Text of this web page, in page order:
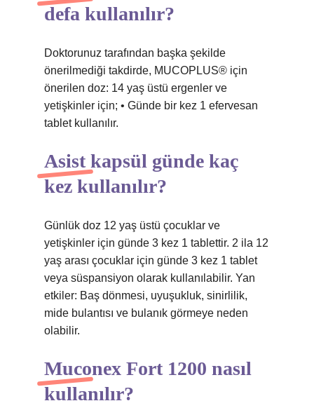
defa kullanılır?
Doktorunuz tarafından başka şekilde
önerilmediği takdirde, MUCOPLUS® için
önerilen doz: 14 yaş üstü ergenler ve
yetişkinler için; • Günde bir kez 1 efervesan
tablet kullanılır.
Asist kapsül günde kaç
kez kullanılır?
Günlük doz 12 yaş üstü çocuklar ve
yetişkinler için günde 3 kez 1 tablettir. 2 ila 12
yaş arası çocuklar için günde 3 kez 1 tablet
veya süspansiyon olarak kullanılabilir. Yan
etkiler: Baş dönmesi, uyuşukluk, sinirlilik,
mide bulantısı ve bulanık görmeye neden
olabilir.
Muconex Fort 1200 nasıl
kullanılır?